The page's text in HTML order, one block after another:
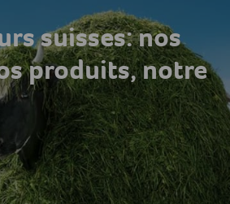
suisses: nos
produits, notre